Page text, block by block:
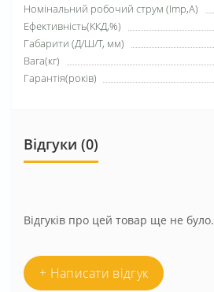
Номінальний робочий струм (Imp,А)
Ефективність(ККД,%)
Габарити (Д/Ш/Т, мм)
Вага(кг)
Гарантія(років)
Відгуки (0)
Відгуків про цей товар ще не було.
+ Написати відгук